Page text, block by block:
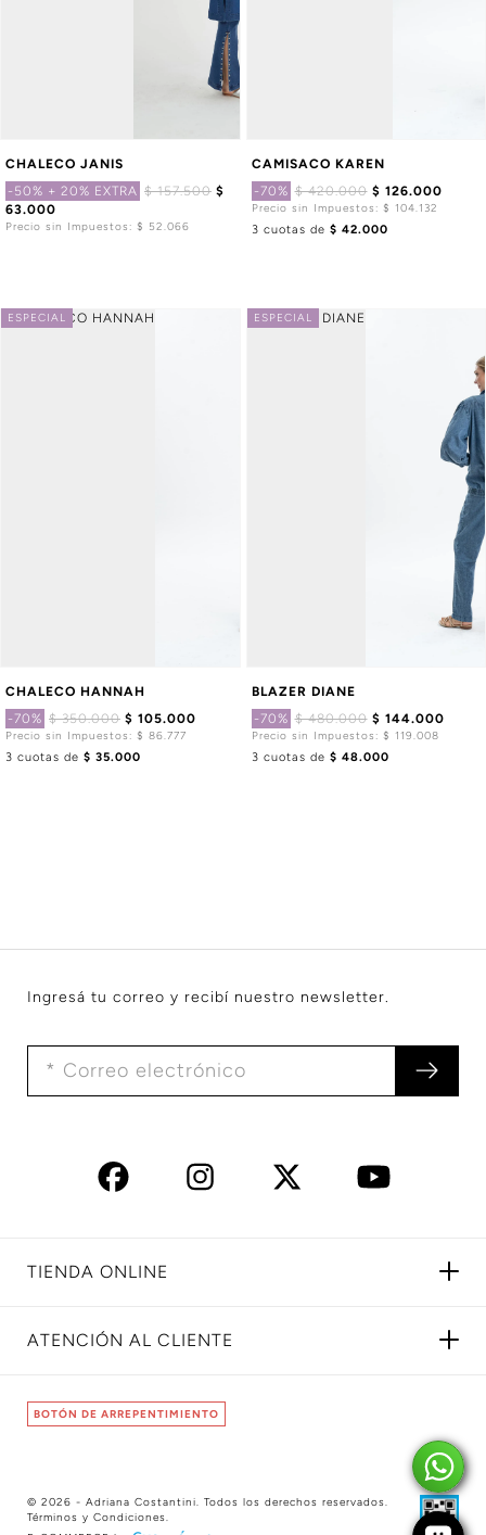
CHALECO JANIS
-50% + 20% EXTRA $ 157.500 $
63.000
Precio sin Impuestos: $ 52.066
CAMISACO KAREN
-70% $ 420.000 $ 126.000
Precio sin Impuestos: $ 104.132
3 cuotas de $ 42.000
ESPECIAL
CHALECO HANNAH
-70% $ 350.000 $ 105.000
Precio sin Impuestos: $ 86.777
3 cuotas de $ 35.000
ESPECIAL
BLAZER DIANE
-70% $ 480.000 $ 144.000
Precio sin Impuestos: $ 119.008
3 cuotas de $ 48.000
Ingresá tu correo y recibí nuestro newsletter.
TIENDA ONLINE
ATENCIÓN AL CLIENTE
BOTÓN DE ARREPENTIMIENTO
© 2026 - Adriana Costantini. Todos los derechos reservados.
Términos y Condiciones.